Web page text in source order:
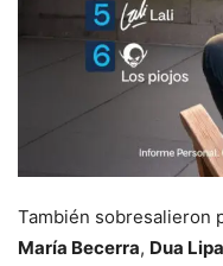
También sobresalieron
María Becerra, Dua Lipa